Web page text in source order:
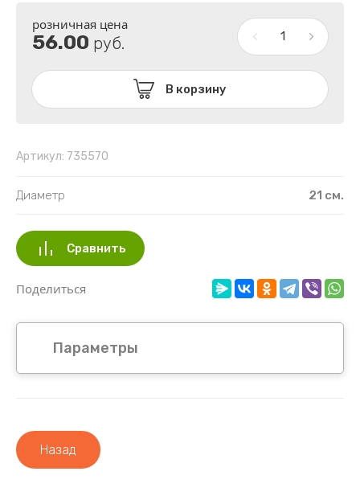
А-ТЕК
ПЛАСТИКОВЫЕ
РАСПРОДАЖА
розничная цена
56.00 руб.
В корзину
Артикул: 735570
Диаметр 21 см.
Сравнить
Поделиться
Параметры
Назад